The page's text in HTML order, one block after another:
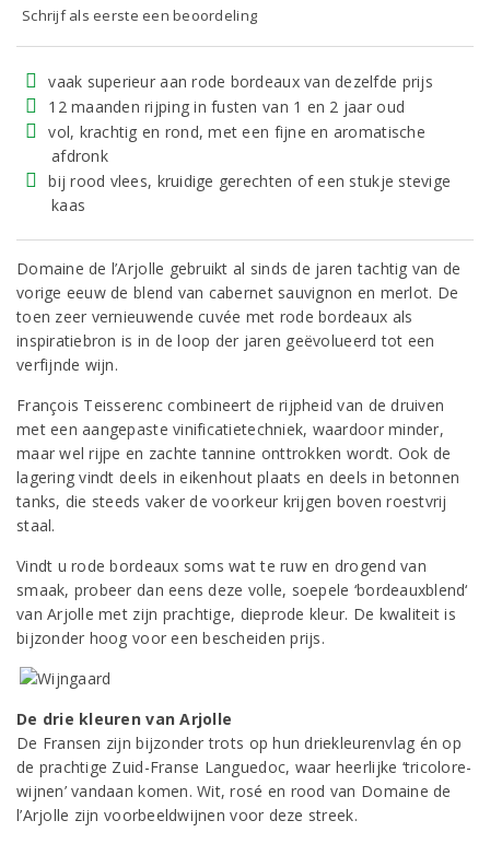
Schrijf als eerste een beoordeling
vaak superieur aan rode bordeaux van dezelfde prijs
12 maanden rijping in fusten van 1 en 2 jaar oud
vol, krachtig en rond, met een fijne en aromatische
afdronk
bij rood vlees, kruidige gerechten of een stukje stevige
kaas
Domaine de l’Arjolle gebruikt al sinds de jaren tachtig van de
vorige eeuw de blend van cabernet sauvignon en merlot. De
toen zeer vernieuwende cuvée met rode bordeaux als
inspiratiebron is in de loop der jaren geëvolueerd tot een
verfijnde wijn.
François Teisserenc combineert de rijpheid van de druiven
met een aangepaste vinificatietechniek, waardoor minder,
maar wel rijpe en zachte tannine onttrokken wordt. Ook de
lagering vindt deels in eikenhout plaats en deels in betonnen
tanks, die steeds vaker de voorkeur krijgen boven roestvrij
staal.
Vindt u rode bordeaux soms wat te ruw en drogend van
smaak, probeer dan eens deze volle, soepele ‘bordeauxblend‘
van Arjolle met zijn prachtige, dieprode kleur. De kwaliteit is
bijzonder hoog voor een bescheiden prijs.
De drie kleuren van Arjolle
De Fransen zijn bijzonder trots op hun driekleurenvlag én op
de prachtige Zuid-Franse Languedoc, waar heerlijke ‘tricolore-
wijnen’ vandaan komen. Wit, rosé en rood van Domaine de
l’Arjolle zijn voorbeeldwijnen voor deze streek.